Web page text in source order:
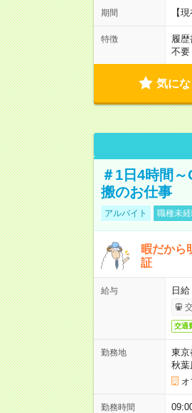
期間 【
特徴 履
不要
気にな
＃1日4時間
搬のお仕事
アルバイト 職種未
暇だから
証
給与 日
交通
勤務地
東京
秋葉
オ
勤務時間